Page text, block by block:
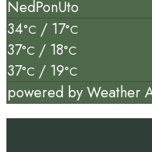
NedPonUto
34°C / 17°C
37°C / 18°C
37°C / 19°C
powered byWeather